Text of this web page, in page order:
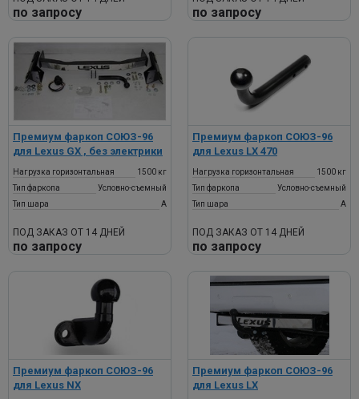
по запросу по запросу
Премиум фаркоп СОЮЗ-96
для Lexus GX , без электрики
Нагрузка горизонтальная
1500 кг
Тип фаркопа
Условно-съемный
Тип шара
A
ПОД ЗАКАЗ ОТ 14 ДНЕЙ
по запросу
Премиум фаркоп СОЮЗ-96
для Lexus LX 470
Нагрузка горизонтальная
1500 кг
Тип фаркопа
Условно-съемный
Тип шара
A
ПОД ЗАКАЗ ОТ 14 ДНЕЙ
по запросу
Премиум фаркоп СОЮЗ-96
для Lexus NX
Премиум фаркоп СОЮЗ-96
для Lexus LX